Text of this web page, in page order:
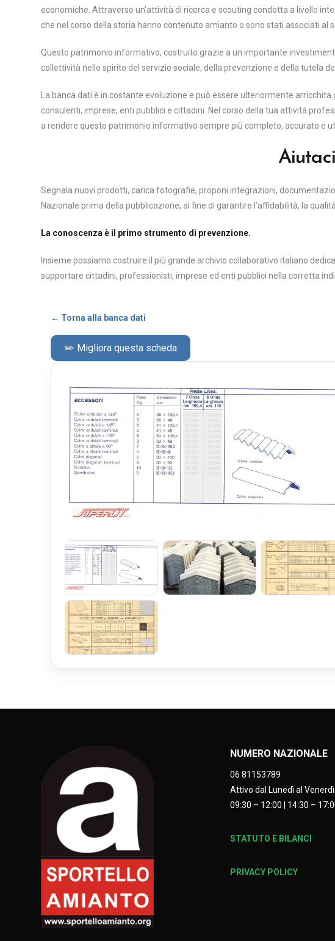
economiche. Attraverso un’attività di ricerca e scouting condotta a livello
che nel corso della storia hanno contenuto amianto o sono stati associati al
Questo patrimonio informativo, costruito grazie a un importante
collettività nello spirito del servizio sociale, della prevenzione e della tutela
La banca dati è in costante evoluzione e può essere ulteriormente
consulenti, imprese, enti pubblici e cittadini. Nel corso della tua attività
a rendere questo patrimonio informativo sempre più completo, accurato e
Segnala nuovi prodotti, carica fotografie, proponi integrazioni,
Nazionale prima della pubblicazione, al fine di garantire l’affidabilità, la
La conoscenza è il primo strumento di prevenzione.
Insieme possiamo costruire il più grande archivio collaborativo italiano
supportare cittadini, professionisti, imprese ed enti pubblici nella corretta
← Torna alla banca dati
✏️ Migliora questa scheda
NUMERO NAZIONALE
06 81153789
Attivo dal Lunedì al Venerdì
09:30 – 12:00 | 14:30 –
STATUTO E BILANCI
PRIVACY POLICY